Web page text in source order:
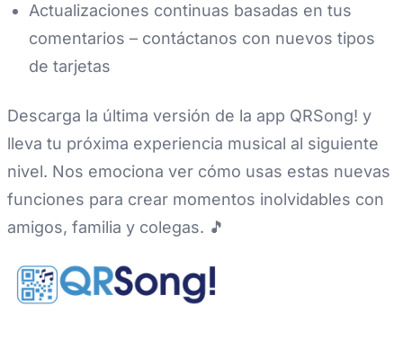
Actualizaciones continuas basadas en tus
comentarios – contáctanos con nuevos tipos
de tarjetas
Descarga la última versión de la app QRSong! y
lleva tu próxima experiencia musical al siguiente
nivel. Nos emociona ver cómo usas estas nuevas
funciones para crear momentos inolvidables con
amigos, familia y colegas. 🎵